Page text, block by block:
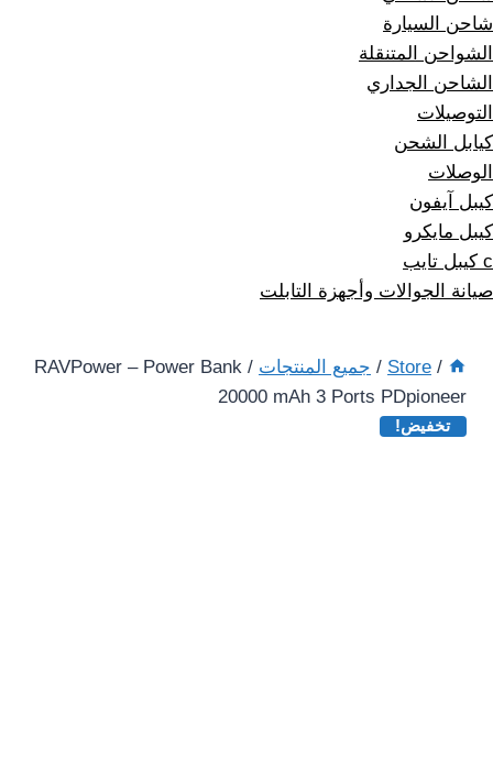
شاحن السيارة
الشواحن المتنقلة
الشاحن الجداري
التوصيلات
كيابل الشحن
الوصلات
كيبل آيفون
كيبل مايكرو
c كيبل تايب
صيانة الجوالات وأجهزة التابلت
/
Store
/ جميع المنتجات /
RAVPower – Power Bank
20000 mAh 3 Ports PDpioneer
تخفيض!